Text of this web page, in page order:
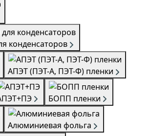
конденсаторов
АПЭТ (ПЭТ-А, ПЭТ-Ф) пленки
БОПП пленки
Алюминиевая фольга